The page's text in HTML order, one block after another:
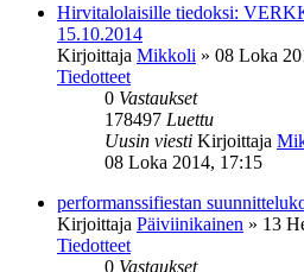
Hirvitalolaisille tiedoksi:
15.10.2014
Kirjoittaja Mikkoli » 08 Loka
Tiedotteet
0 Vastaukset
178497 Luettu
Uusin viesti Kirjoittaja
08 Loka 2014, 17:15
performanssifiestan
Kirjoittaja Päiviinikainen » 13
Tiedotteet
0 Vastaukset